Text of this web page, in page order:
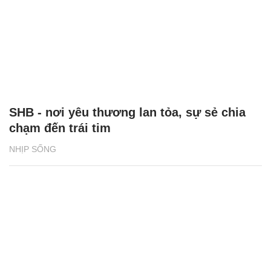
NHỊP SỐNG
SHB - nơi yêu thương lan tỏa, sự sẻ chia
chạm đến trái tim